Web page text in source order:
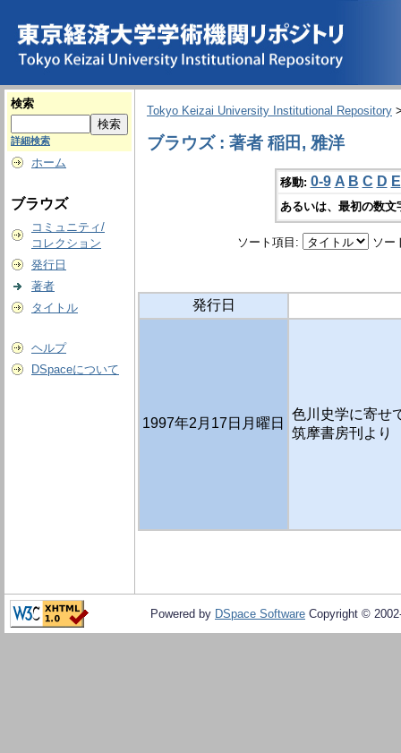
検索
詳細検索
ホーム
ブラウズ
コミュニティ/
コレクション
発行日
著者
タイトル
ヘルプ
DSpaceについて
Tokyo Keizai University Institutional Repository
ブラウズ : 著者 稲田, 雅洋
移動: 0-9 A B C D E
あるいは、最初の数
ソート項目: ソー
発行日
1997年2月17日月曜日
色川史学に寄せ
筑摩書房刊より
Powered by DSpace Software Copyright ©